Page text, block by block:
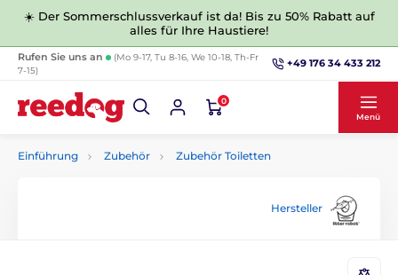
☀️ Der Sommerschlussverkauf ist da! Bis zu 50% Rabatt auf
alles für Ihre Haustiere!
Rufen Sie uns an
(Mo 9-17, Tu 8-16, We 10-18, Th-Fr
7-15)
+49 176 34 433 212
0
Menü
Einführung Zubehör Zubehör Toiletten
Hersteller